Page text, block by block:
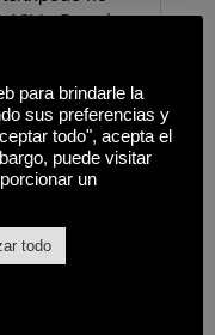
12V • Batería
- Lector de
• Salidas:
- 1x
Mando a
para brindarle la
sus preferencias y
todo", acepta el
puede visitar
un
todo